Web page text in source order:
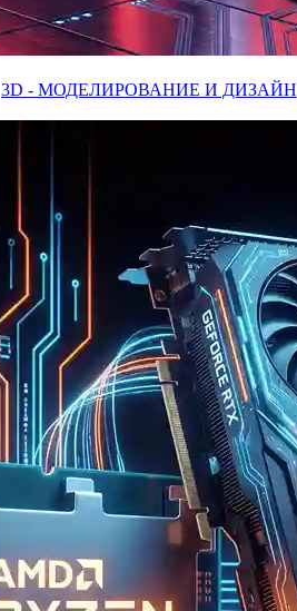
3D - МОДЕЛИРОВАНИЕ И ДИЗАЙН